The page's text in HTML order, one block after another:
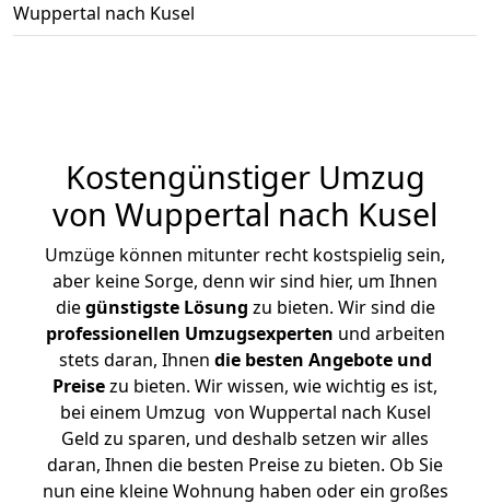
Wuppertal nach Kusel
Kostengünstiger Umzug
von Wuppertal nach Kusel
Umzüge können mitunter recht kostspielig sein,
aber keine Sorge, denn wir sind hier, um Ihnen
diegünstigste Lösung zu bieten. Wir sind die
professionellen Umzugsexperten und arbeiten
stets daran, Ihnen die besten Angebote und
Preisezu bieten. Wir wissen, wie wichtig es ist,
bei einem Umzug von Wuppertal nach Kusel
Geld zu sparen, und deshalb setzen wir alles
daran, Ihnen die besten Preise zu bieten. Ob Sie
nun eine kleine Wohnung haben oder ein großes